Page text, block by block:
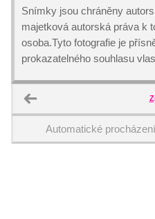
Snímky jsou chráněny
majetková autorská práva k
osoba.Tyto fotografie je
prokazatelného souhlasu
Automatické